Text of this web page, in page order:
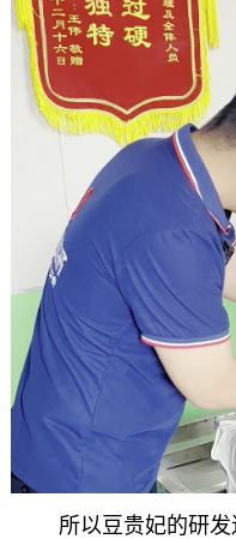
所以豆贵妃的研